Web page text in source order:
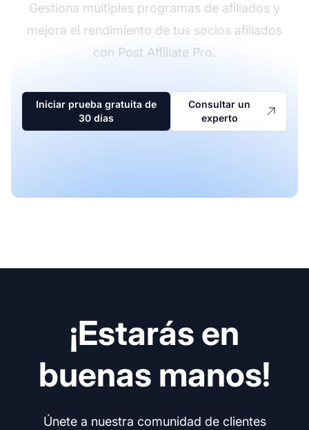
Gestiona múltiples programas de afiliados y
mejora el rendimiento de tus socios afiliados
con Post Affiliate Pro.
Iniciar prueba gratuita de
30 días
Consultar un
experto
¡Estarás en
buenas manos!
Únete a nuestra comunidad de clientes